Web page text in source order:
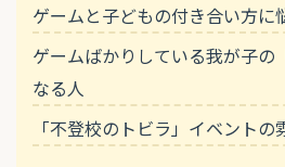
ゲームと子どもの付き合い方に
ゲームばかりしている我が子の
なる人
「不登校のトビラ」イベント